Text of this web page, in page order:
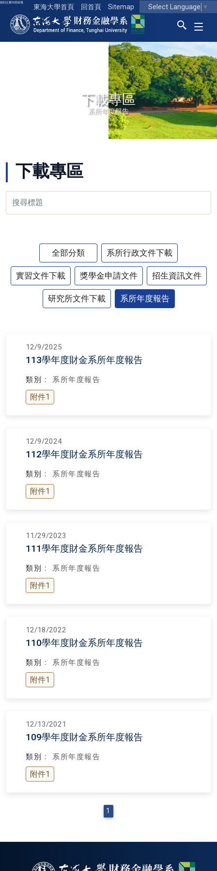
跳到主要內容區塊
東海大學首頁 回首頁 Sitemap Select Language ▼
東海大學logo
下載專區
系所年度報告
下載專區
全部分類 系所行政文件下載
實習文件下載 獎學金申請文件 招生資訊文件
研究所文件下載 系所年度報告
12/9/2025
113學年度財金系所年度報告
類別 : 系所年度報告
附件1
12/9/2024
112學年度財金系所年度報告
類別 : 系所年度報告
附件1
11/29/2023
111學年度財金系所年度報告
類別 : 系所年度報告
附件1
12/18/2022
110學年度財金系所年度報告
類別 : 系所年度報告
附件1
12/13/2021
109學年度財金系所年度報告
類別 : 系所年度報告
附件1
1